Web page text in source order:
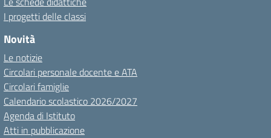
I progetti delle classi
Novità
Le notizie
Circolari personale docente e ATA
Circolari famiglie
Calendario scolastico 2026/2027
Agenda di Istituto
Atti in pubblicazione